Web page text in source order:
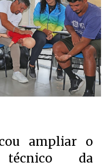
ampliar o
técnico da